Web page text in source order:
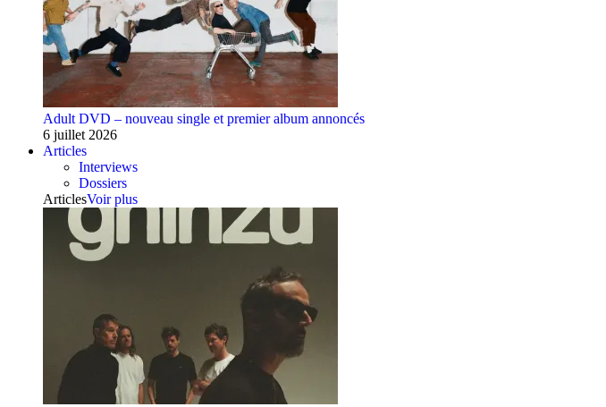
Adult DVD – nouveau single et premier album annoncés
6 juillet 2026
Articles
Interviews
Dossiers
ArticlesVoir plus